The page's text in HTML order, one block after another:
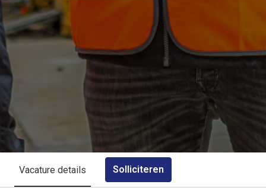
Vacature details Solliciteren